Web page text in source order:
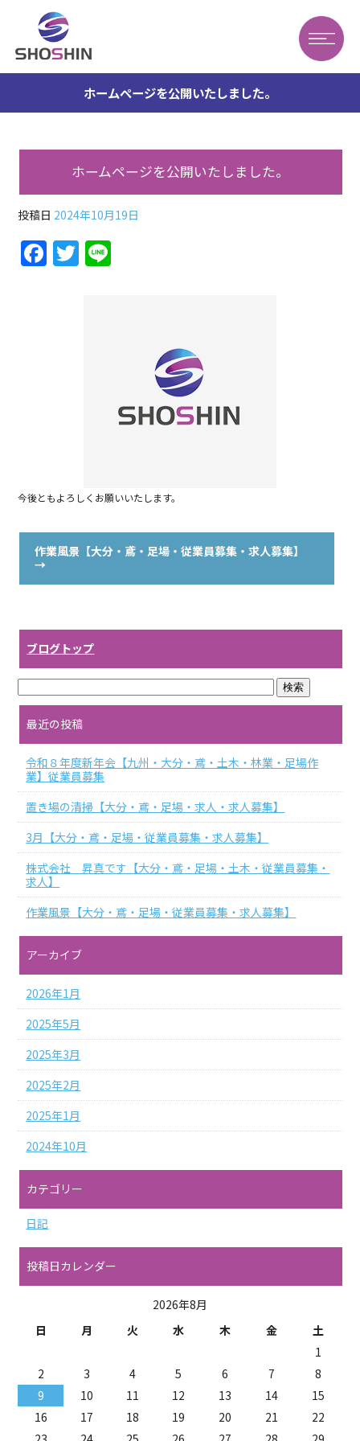
ホームページを公開いたしました。
ホームページを公開いたしました。
投稿日 2024年10月19日
F T
今後ともよろしくお願いいたします。
作業風景【大分・鳶・足場・従業員募集・求人募集】
→
ブログトップ
最近の投稿
令和８年度新年会【九州・大分・鳶・土木・林業・足場作
業】従業員募集
置き場の清掃【大分・鳶・足場・求人・求人募集】
3月【大分・鳶・足場・従業員募集・求人募集】
株式会社 昇真です【大分・鳶・足場・土木・従業員募集・
求人】
作業風景【大分・鳶・足場・従業員募集・求人募集】
アーカイブ
2026年1月
2025年5月
2025年3月
2025年2月
2025年1月
2024年10月
カテゴリー
日記
投稿日カレンダー
2026年8月
日
月 火 水 木 金
土
1
2
3 4 5 6 7
8
9
10 11 12 13 14
15
16
17 18 19 20 21
22